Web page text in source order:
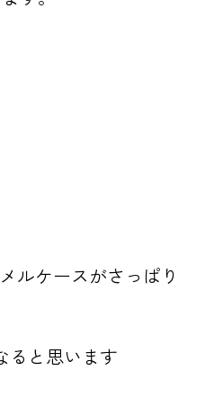
ルケースがさっぱり
ると思います